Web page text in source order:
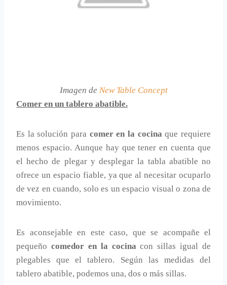
Imagen de New Table Concept
Comer en un tablero abatible.
Es la solución para comer en la cocina que requiere
menos espacio. Aunque hay que tener en cuenta que
el hecho de plegar y desplegar la tabla abatible no
ofrece un espacio fiable, ya que al necesitar ocuparlo
de vez en cuando, solo es un espacio visual o zona de
movimiento.
Es aconsejable en este caso, que se acompañe el
pequeño comedor en la cocina con sillas igual de
plegables que el tablero. Según las medidas del
tablero abatible, podemos una, dos o más sillas.